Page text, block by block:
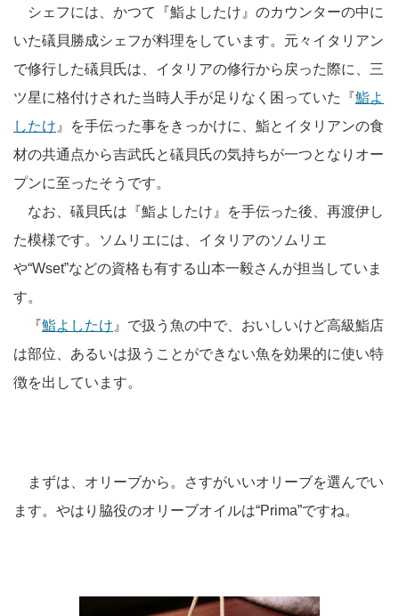
シェフには、かつて『鮨よしたけ』のカウンターの中に
いた礒貝勝成シェフが料理をしています。元々イタリアン
で修行した礒貝氏は、イタリアの修行から戻った際に、三
ツ星に格付けされた当時人手が足りなく困っていた『鮨よ
したけ 』を手伝った事をきっかけに、鮨とイタリアンの食
材の共通点から吉武氏と礒貝氏の気持ちが一つとなりオー
プンに至ったそうです。
なお、礒貝氏は『鮨よしたけ』を手伝った後、再渡伊し
た模様です。ソムリエには、イタリアのソムリエ
や“Wset”などの資格も有する山本一毅さんが担当していま
す。
『鮨よしたけ 』で扱う魚の中で、おいしいけど高級鮨店
は部位、あるいは扱うことができない魚を効果的に使い特
徴を出しています。
まずは、オリーブから。さすがいいオリーブを選んでい
ます。やはり脇役のオリーブオイルは“Prima”ですね。